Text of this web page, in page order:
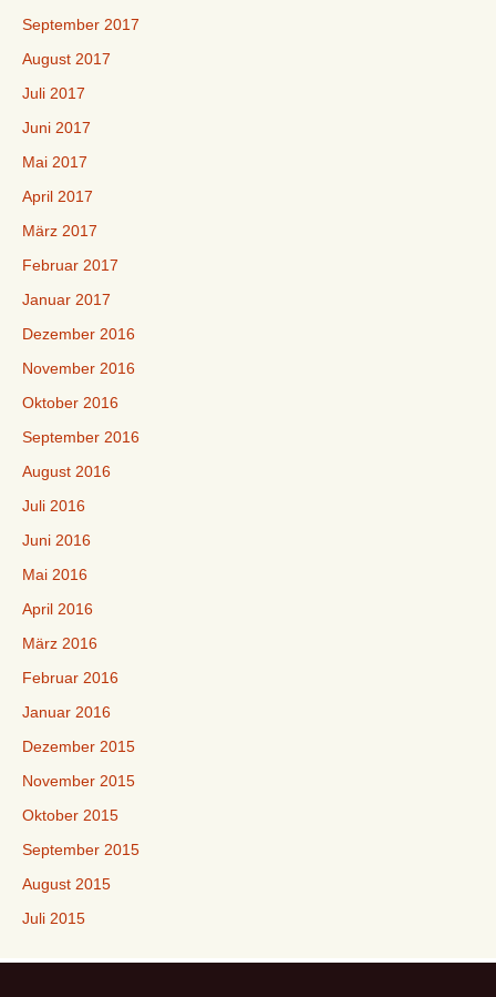
September 2017
August 2017
Juli 2017
Juni 2017
Mai 2017
April 2017
März 2017
Februar 2017
Januar 2017
Dezember 2016
November 2016
Oktober 2016
September 2016
August 2016
Juli 2016
Juni 2016
Mai 2016
April 2016
März 2016
Februar 2016
Januar 2016
Dezember 2015
November 2015
Oktober 2015
September 2015
August 2015
Juli 2015